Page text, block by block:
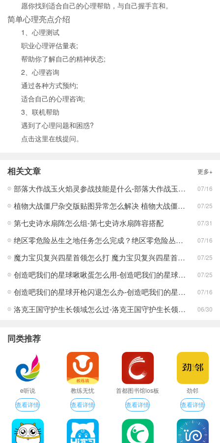
愿你找到适合自己的心理帮助，与自己握手言和。
简单心理亮点介绍
1、心理测试
职业心理评估量表;
帮助你了解自己的精神状态;
2、心理咨询
通过各种方式预约;
适合自己的心理咨询;
3、联机帮助
遇到了心理问题和困惑?
点击这里在线提问。
相关文章 更多+
部落大作战玉火焰灵参战技能是什么-部落大作战玉火焰灵参战技能合集 07/16
植物大战僵尸杂交版贴图异常怎么解决 植物大战僵尸杂交版贴图异常教程 07/25
第七史诗水扇阵怎么组-第七史诗水扇阵容搭配 07/31
绝区零危险丛生之地任务怎么完成？绝区零危险丛生之地任务完成攻略 07/16
魔力宝贝复兴四星首领怎么打 魔力宝贝复兴四星首领打法合集 07/25
创造吧我们的星球啾啾蛋怎么用-创造吧我们的星球啾啾蛋使用攻略 07/25
创造吧我们的星球开枪闪退怎么办-创造吧我们的星球开枪闪退合集 07/16
洛克王国守护生长领域怎么过-洛克王国守护生长领域通关攻略 06/30
同类推荐
e听说
查看详情
教练无忧
查看详情
首都图书馆ios板
查看详情
劲邻
查看详情